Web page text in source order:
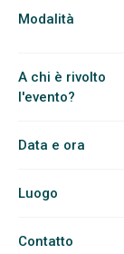
Modalità
A chi è rivolto
l'evento?
Data e ora
Luogo
Contatto